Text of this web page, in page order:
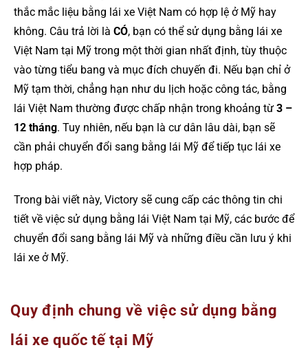
thắc mắc liệu bằng lái xe Việt Nam có hợp lệ ở Mỹ hay
không. Câu trả lời là CÓ, bạn có thể sử dụng bằng lái xe
Việt Nam tại Mỹ trong một thời gian nhất định, tùy thuộc
vào từng tiểu bang và mục đích chuyến đi. Nếu bạn chỉ ở
Mỹ tạm thời, chẳng hạn như du lịch hoặc công tác, bằng
lái Việt Nam thường được chấp nhận trong khoảng từ 3 –
12 tháng. Tuy nhiên, nếu bạn là cư dân lâu dài, bạn sẽ
cần phải chuyển đổi sang bằng lái Mỹ để tiếp tục lái xe
hợp pháp.
Trong bài viết này, Victory sẽ cung cấp các thông tin chi
tiết về việc sử dụng bằng lái Việt Nam tại Mỹ, các bước để
chuyển đổi sang bằng lái Mỹ và những điều cần lưu ý khi
lái xe ở Mỹ.
Quy định chung về việc sử dụng bằng
lái xe quốc tế tại Mỹ